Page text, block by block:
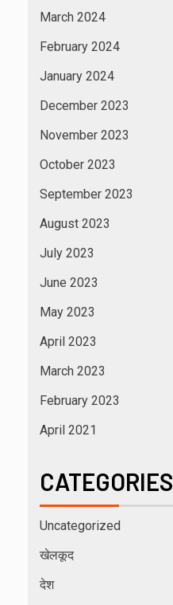
March 2024
February 2024
January 2024
December 2023
November 2023
October 2023
September 2023
August 2023
July 2023
June 2023
May 2023
April 2023
March 2023
February 2023
April 2021
CATEGORIES
Uncategorized
खेलकूद
देश